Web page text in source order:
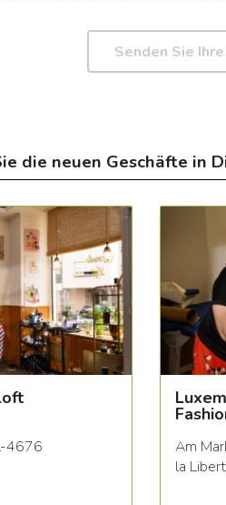
die neuen Geschäfte in
4676
Am
la